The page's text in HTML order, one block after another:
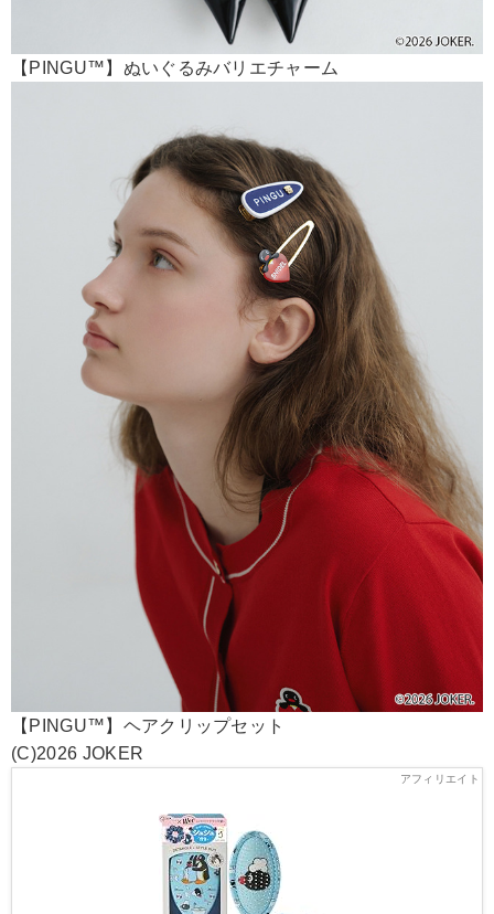
【PINGU™】ぬいぐるみバリエチャーム
【PINGU™】ヘアクリップセット
(C)2026 JOKER